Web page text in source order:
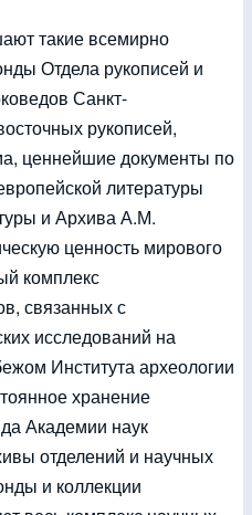
такие всемирно
Отдела рукописей и
Санкт-
рукописей,
ценнейшие документы по
литературы
и Архива А.М.
ценность мирового
комплекс
связанных с
исследований на
Института археологии
хранение
Академии наук
отделений и научных
и коллекции